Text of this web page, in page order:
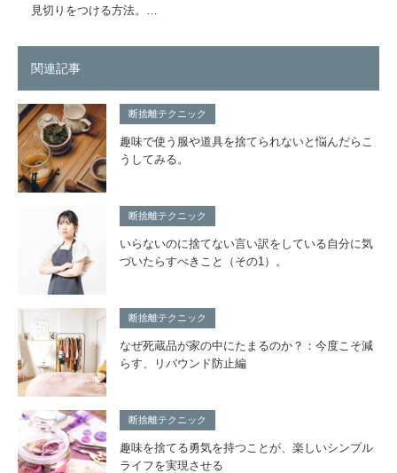
見切りをつける方法。…
関連記事
断捨離テクニック
趣味で使う服や道具を捨てられないと悩んだらこ
うしてみる。
断捨離テクニック
いらないのに捨てない言い訳をしている自分に気
づいたらすべきこと（その1）。
断捨離テクニック
なぜ死蔵品が家の中にたまるのか？：今度こそ減
らす、リバウンド防止編
断捨離テクニック
趣味を捨てる勇気を持つことが、楽しいシンプル
ライフを実現させる